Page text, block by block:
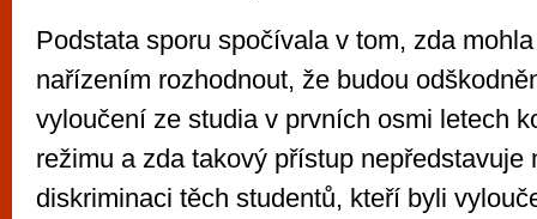
Podstata sporu spočívala v tom, zda
nařízením rozhodnout, že budou
vyloučení ze studia v prvních osmi letech
režimu a zda takový přístup nepředstavuje
diskriminaci těch studentů, kteří byli